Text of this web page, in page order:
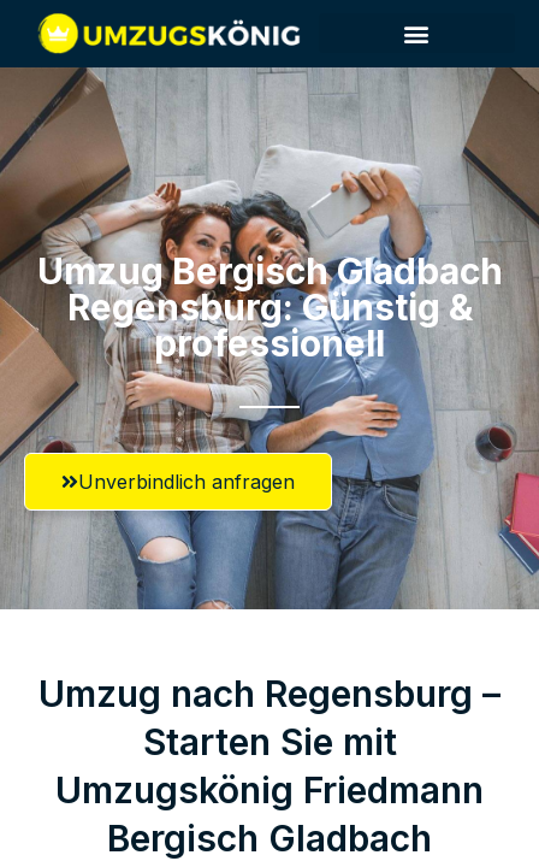
Umzug Bergisch Gladbach​
Regensburg: Günstig &
professionell​
Unverbindlich anfragen
Umzug nach Regensburg –
Starten Sie mit
Umzugskönig Friedmann
Bergisch Gladbach